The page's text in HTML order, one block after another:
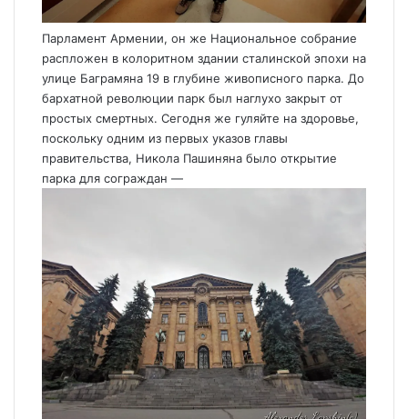
Парламент Армении, он же Национальное собрание
распложен в колоритном здании сталинской эпохи на
улице Баграмяна 19 в глубине живописного парка. До
бархатной революции парк был наглухо закрыт от
простых смертных. Сегодня же гуляйте на здоровье,
поскольку одним из первых указов главы
правительства, Никола Пашиняна было открытие
парка для сограждан —